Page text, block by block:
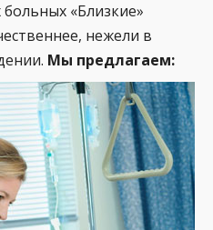
«Близкие»
нежели в
Мы предлагаем: